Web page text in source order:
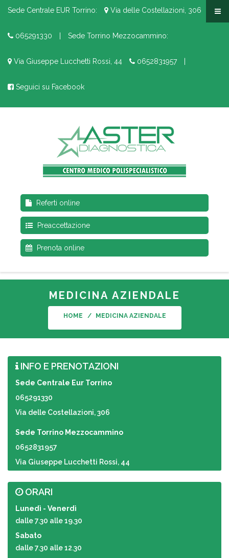
Sede Centrale EUR Torrino: Via delle Costellazioni, 306
065291330 Sede Torrino Mezzocammino:
Via Giuseppe Lucchetti Rossi, 44 0652831957
Seguici su Facebook
Referti online
Preaccettazione
Prenota online
MEDICINA AZIENDALE
HOME MEDICINA AZIENDALE
INFO E PRENOTAZIONI
Sede Centrale Eur Torrino
065291330
Via delle Costellazioni, 306
Sede Torrino Mezzocammino
0652831957
Via Giuseppe Lucchetti Rossi, 44
ORARI
Lunedì - Venerdì
dalle 7.30 alle 19.30
Sabato
dalle 7.30 alle 12.30